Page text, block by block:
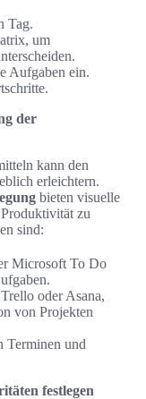
Tag.
um
Aufgaben ein.
der
kann den
erleichtern.
bieten visuelle
zu
sind:
Microsoft To Do
oder Asana,
von Projekten
Terminen und
festlegen